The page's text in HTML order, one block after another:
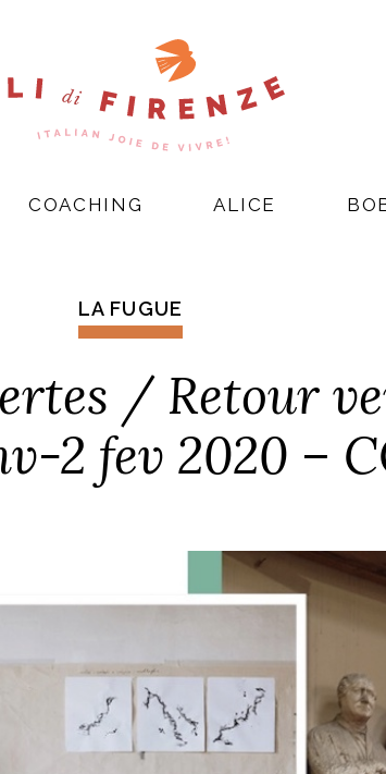
COACHING ALICE
LA FUGUE
/ Retour
2 fev 2020 –